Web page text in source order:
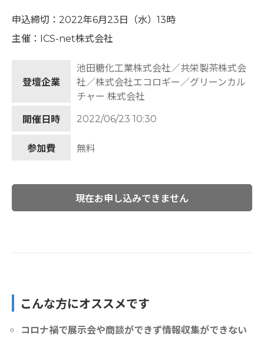
申込締切：2022年6月23日（水）13時
主催：ICS-net株式会社
登壇企業
池田糖化工業株式会社／共栄製茶株式会
社／株式会社エコロギー／グリーンカル
チャー 株式会社
開催日時 2022/06/23 10:30
参加費 無料
現在お申し込みできません
こんな方にオススメです
コロナ禍で展示会や商談ができず情報収集ができない